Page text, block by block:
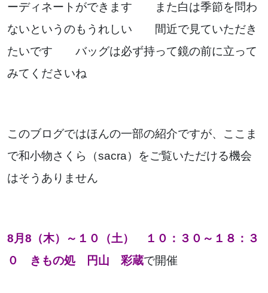
ーディネートができます また白は季節を問わ
ないというのもうれしい 間近で見ていただき
たいです バッグは必ず持って鏡の前に立って
みてくださいね
このブログではほんの一部の紹介ですが、ここま
で和小物さくら（sacra）をご覧いただける機会
はそうありません
8月8（木）～１０（土） １０：３０～１８：３
０ きもの処 円山 彩蔵で開催